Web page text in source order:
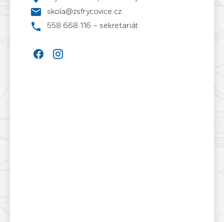
skola@zsfrycovice.cz
558 668 116 – sekretariát